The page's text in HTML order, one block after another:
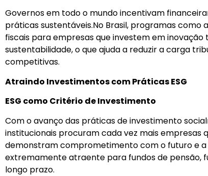
Governos em todo o mundo incentivam
práticas sustentáveis.No Brasil, programas como
fiscais para empresas que investem em
sustentabilidade, o que ajuda a reduzir a carga
competitivas.
Atraindo Investimentos com Práticas ESG
ESG como Critério de Investimento
Com o avanço das práticas de investimento
institucionais procuram cada vez mais empresas
demonstram comprometimento com o futuro e a
extremamente atraente para fundos de pensão,
longo prazo.